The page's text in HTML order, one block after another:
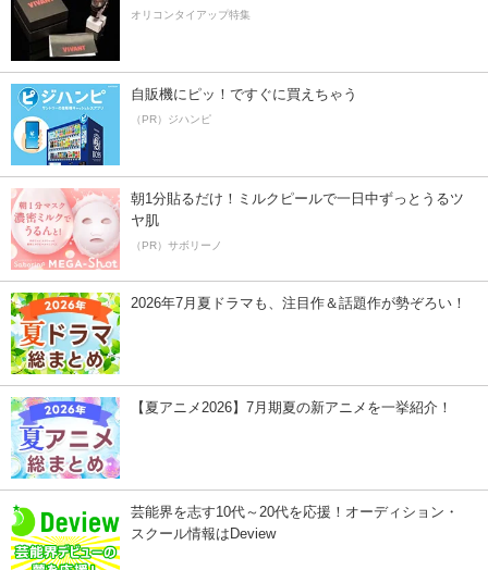
オリコンタイアップ特集
自販機にピッ！ですぐに買えちゃう
（PR）ジハンピ
朝1分貼るだけ！ミルクピールで一日中ずっとうるツ
ヤ肌
（PR）サボリーノ
2026年7月夏ドラマも、注目作＆話題作が勢ぞろい！
【夏アニメ2026】7月期夏の新アニメを一挙紹介！
芸能界を志す10代～20代を応援！オーディション・
スクール情報はDeview